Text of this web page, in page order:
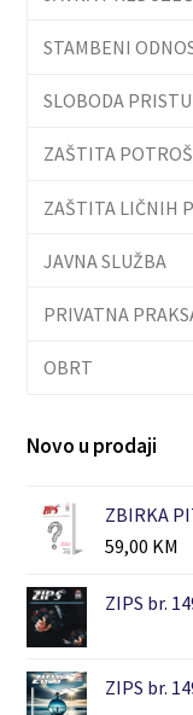
STAMBENI
SLOBODA
ZAŠTITA
ZAŠTITA LIČNIH
JAVNA SLUŽBA
PRIVATNA
OBRT
Novo u prodaji
ZBIRKA
59,00 KM
ZIPS br.
ZIPS br.